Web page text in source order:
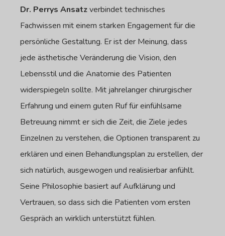
Dr. Perrys Ansatzverbindet technisches
Fachwissen mit einem starken Engagement für die
persönliche Gestaltung. Er ist der Meinung, dass
jede ästhetische Veränderung die Vision, den
Lebensstil und die Anatomie des Patienten
widerspiegeln sollte. Mit jahrelanger chirurgischer
Erfahrung und einem guten Ruf für einfühlsame
Betreuung nimmt er sich die Zeit, die Ziele jedes
Einzelnen zu verstehen, die Optionen transparent zu
erklären und einen Behandlungsplan zu erstellen, der
sich natürlich, ausgewogen und realisierbar anfühlt.
Seine Philosophie basiert auf Aufklärung und
Vertrauen, so dass sich die Patienten vom ersten
Gespräch an wirklich unterstützt fühlen.